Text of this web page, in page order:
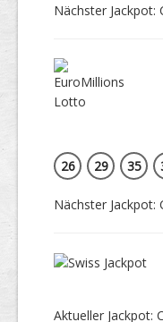
Nächster Jackpot:
26
29 35
Nächster Jackpot:
Aktueller Jackpot: